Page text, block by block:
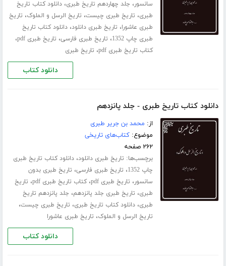
سانسور، جلد چهاردهم تاریخ طبری،دانلود کتاب تاریخ
طبری، تاریخ طبری چیست، تاریخ الرسل و الملوک، تاریخ
طبری عاشورا، تاریخ طبری دانلود،دانلود کتاب تاریخ
طبری چاپ 1352
، تاریخ طبری فارسی، تاریخ طبری pdf ،
کتاب تاریخ طبری pdf ، تاریخ طبری
دانلود کتاب
دانلود کتاب تاریخ طبری - جلد پانزدهم
از: محمد بن جریر طبری
موضوع:کتاب‌های تاریخی
۲۶۲ صفحه
برچسب‌ها: تاریخ طبری دانلود،دانلود کتاب تاریخ طبری
چاپ 1352
، تاریخ طبری فارسی، تاریخ طبری بدون
سانسور، تاریخ طبری pdf ،کتاب تاریخ طبری pdf ، تاریخ
طبری، تاریخ طبری جلد ‌پانزدهم، جلد پانزدهم تاریخ
طبری،دانلود کتاب تاریخ طبری، تاریخ طبری چیست،
تاریخ الرسل و الملوک، تاریخ طبری عاشورا
دانلود کتاب